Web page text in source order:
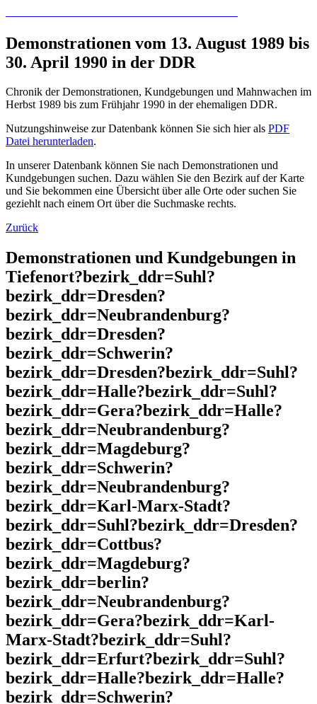
Demonstrationen vom 13. August 1989 bis
30. April 1990 in der DDR
Chronik der Demonstrationen, Kundgebungen und Mahnwachen im
Herbst 1989 bis zum Frühjahr 1990 in der ehemaligen DDR.
Nutzungshinweise zur Datenbank können Sie sich hier als PDF
Datei herunterladen.
In unserer Datenbank können Sie nach Demonstrationen und
Kundgebungen suchen. Dazu wählen Sie den Bezirk auf der Karte
und Sie bekommen eine Übersicht über alle Orte oder suchen Sie
geziehlt nach einem Ort über die Suchmaske rechts.
Zurück
Demonstrationen und Kundgebungen in
Tiefenort?bezirk_ddr=Suhl?
bezirk_ddr=Dresden?
bezirk_ddr=Neubrandenburg?
bezirk_ddr=Dresden?
bezirk_ddr=Schwerin?
bezirk_ddr=Dresden?bezirk_ddr=Suhl?
bezirk_ddr=Halle?bezirk_ddr=Suhl?
bezirk_ddr=Gera?bezirk_ddr=Halle?
bezirk_ddr=Neubrandenburg?
bezirk_ddr=Magdeburg?
bezirk_ddr=Schwerin?
bezirk_ddr=Neubrandenburg?
bezirk_ddr=Karl-Marx-Stadt?
bezirk_ddr=Suhl?bezirk_ddr=Dresden?
bezirk_ddr=Cottbus?
bezirk_ddr=Magdeburg?
bezirk_ddr=berlin?
bezirk_ddr=Neubrandenburg?
bezirk_ddr=Gera?bezirk_ddr=Karl-
Marx-Stadt?bezirk_ddr=Suhl?
bezirk_ddr=Erfurt?bezirk_ddr=Suhl?
bezirk_ddr=Halle?bezirk_ddr=Halle?
bezirk_ddr=Schwerin?